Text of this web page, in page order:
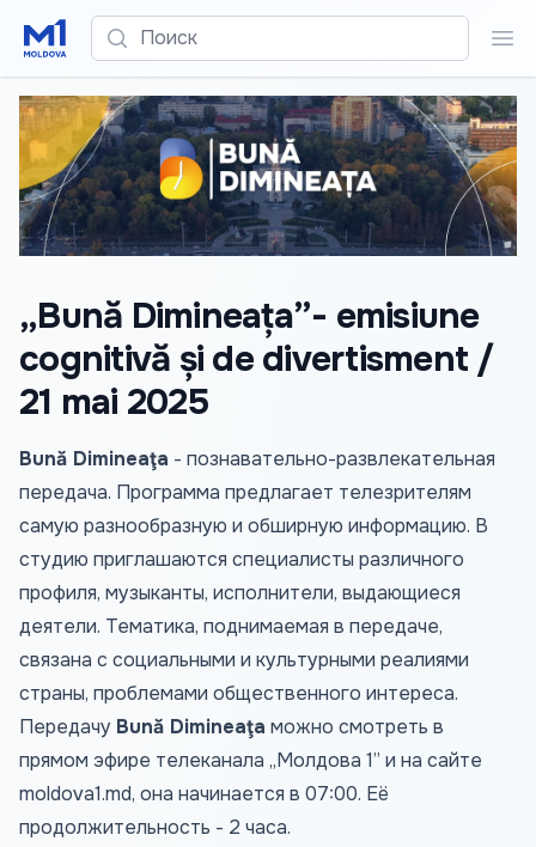
Поиск
„Bună Dimineața”- emisiune
cognitivă și de divertisment /
21 mai 2025
Bună Dimineaţa - познавательно-развлекательная
передача. Программа предлагает телезрителям
самую разнообразную и обширную информацию. В
студию приглашаются специалисты различного
профиля, музыканты, исполнители, выдающиеся
деятели. Тематика, поднимаемая в передаче,
связана с социальными и культурными реалиями
страны, проблемами общественного интереса.
Передачу Bună Dimineaţa можно смотреть в
прямом эфире телеканала „Молдова 1” и на сайте
moldova1.md, она начинается в 07:00. Её
продолжительность - 2 часа.